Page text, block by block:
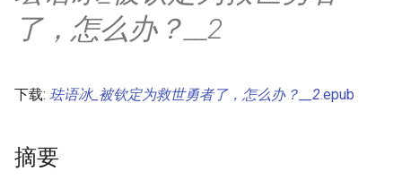
索
其他信息
了，怎么办？__2
下载: 珐语冰_被钦定为救世勇者了，怎么办？__2.epub
摘要